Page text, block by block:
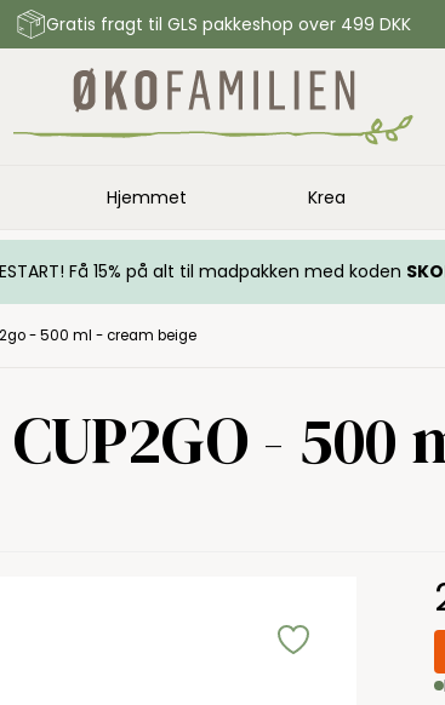
Gratis fragt til GLS pakkeshop over 499 DKK
Hjemmet Krea
Få 15% på alt til madpakken med koden
- 500 ml - cream beige
- 500